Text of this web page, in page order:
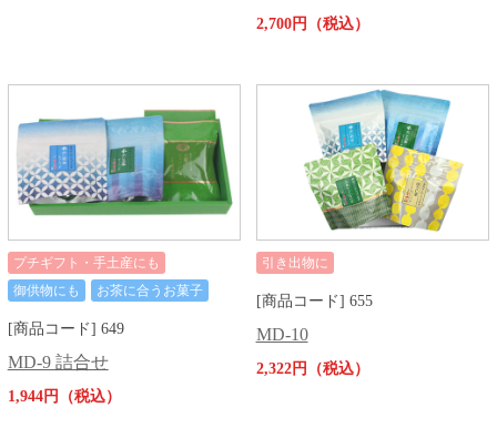
2,700円（税込）
プチギフト・手土産にも
御供物にも
お茶に合うお菓子
[商品コード] 649
MD-9 詰合せ
1,944円（税込）
引き出物に
[商品コード] 655
MD-10
2,322円（税込）